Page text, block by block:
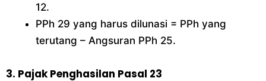
12.
PPh 29 yang harus dilunasi = PPh yang
terutang – Angsuran PPh 25.
3. Pajak Penghasilan Pasal 23